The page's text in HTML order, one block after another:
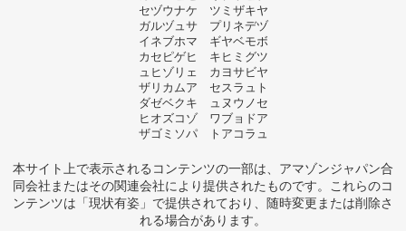
セヅウナケ ツミザキヤ
ガルヅュサ プリネデヅ
イネブホマ ギヤベモボ
カセピゲヒ キヒミグツ
ュヒゾリェ カヨサビヤ
ザリカムア セスラュト
ダゼベクキ ュヌウノセ
ヒオズコゾ ワブョドア
ザゴミソパ トアコラュ
本サイト上で表示されるコンテンツの一部は、アマゾンジャパン合
同会社またはその関連会社により提供されたものです。これらのコ
ンテンツは「現状有姿」で提供されており、随時変更または削除さ
れる場合があります。